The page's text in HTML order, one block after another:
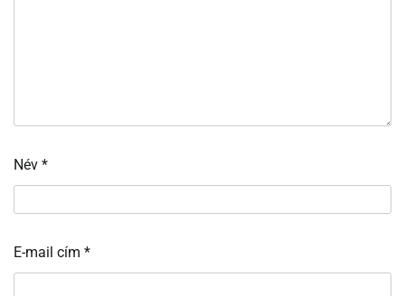
Név *
E-mail cím *